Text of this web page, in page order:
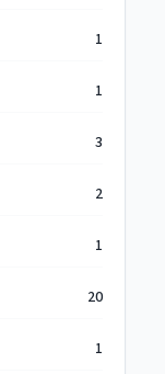
1
1
3
2
1
20
1